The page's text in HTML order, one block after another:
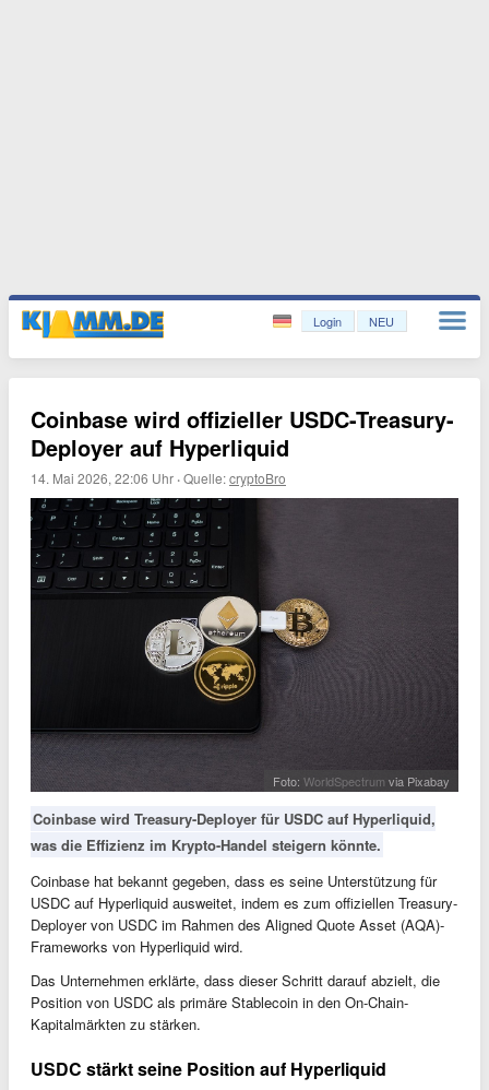
Login NEU
Coinbase wird offizieller USDC-Treasury-
Deployer auf Hyperliquid
14. Mai 2026, 22:06 Uhr ·Quelle:cryptoBro
Foto: WorldSpectrum via Pixabay
Coinbase wird Treasury-Deployer für USDC auf Hyperliquid,
was die Effizienz im Krypto-Handel steigern könnte.
Coinbase hat bekannt gegeben, dass es seine Unterstützung für
USDC auf Hyperliquid ausweitet, indem es zum offiziellen Treasury-
Deployer von USDC im Rahmen des Aligned Quote Asset (AQA)-
Frameworks von Hyperliquid wird.
Das Unternehmen erklärte, dass dieser Schritt darauf abzielt, die
Position von USDC als primäre Stablecoin in den On-Chain-
Kapitalmärkten zu stärken.
USDC stärkt seine Position auf Hyperliquid